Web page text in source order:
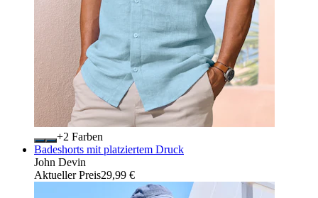
+
Farben
Badeshorts mit platziertem Druck
John Devin
Aktueller Preis29,99 €